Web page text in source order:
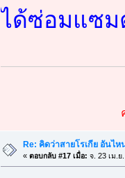
ได้ซ่อมแซม
Re: คิดว่าสายโรเกีย อันไห
« ตอบกลับ #17 เมื่อ: จ. 23 เม.ย